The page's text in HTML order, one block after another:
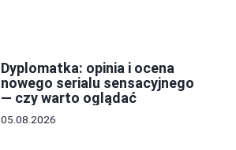
Dyplomatka: opinia i ocena
nowego serialu sensacyjnego
— czy warto oglądać
05.08.2026